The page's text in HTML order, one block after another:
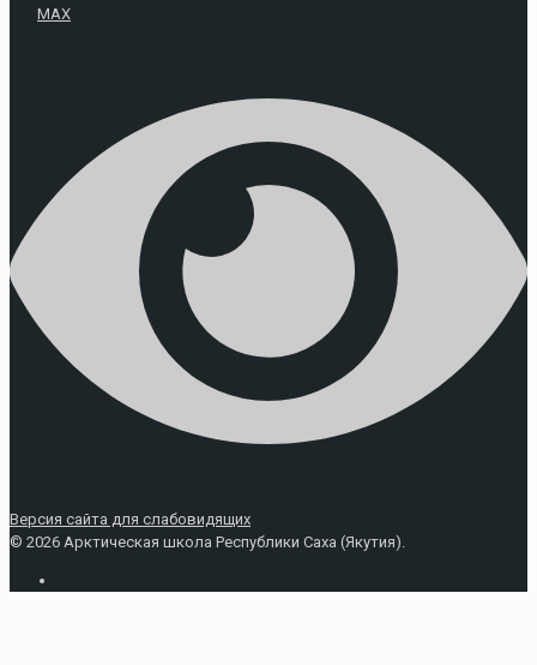
MAX
Версия сайта для слабовидящих
© 2026 Арктическая школа Республики Саха (Якутия).